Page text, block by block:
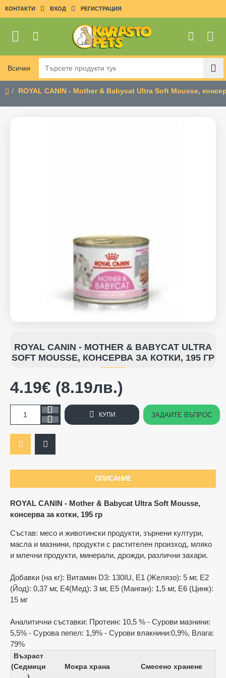
КОНТАКТИ ВХОД РЕГИСТРАЦИЯ
Всички
Търсете
продукти
тук
ROYAL CANIN - Mother & Babycat Ultra Soft Mousse,
ROYAL CANIN - MOTHER & BABYCAT ULTRA
SOFT MOUSSE, КОНСЕРВА ЗА КОТКИ, 195 ГР
ОПИСАНИЕ
ROYAL CANIN - Mother & Babycat Ultra Soft Mousse,
консерва за котки, 195 гр
Състав: месо и животински продукти, зърнени култури,
масла и мазнини, продукти с растителен произход, мляко
и млечни продукти, минерали, дрожди, различни захари.
Добавки (на кг): Витамин D3: 130IU, E1 (Желязо): 5 мг, Е2
(Йод): 0,37 мг, Е4(Мед): 3 мг, Е5 (Манган): 1,5 мг, E6 (Цинк):
15 мг
Аналитични съставки: Протеин: 10,5 % - Сурови мазнини:
5,5% - Сурова пепел: 1,9% - Сурови влакнини:0,9%, Влага:
79%
Възраст
(Седмици
Мокра храна Смесено хранене
4.19€ (8.19лв.)
КУПИ ЗАДАЙТЕ ВЪПРОС